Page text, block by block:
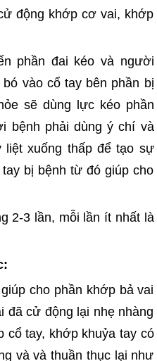
động khớp cơ vai, khớp
phần đai kéo và người
vào cổ tay bên phần bị
sẽ dùng lực kéo phần
bệnh phải dùng ý chí và
liệt xuống thấp để tạo sự
bị bệnh từ đó giúp cho
2-3 lần, mỗi lần ít nhất là
cho phần khớp bả vai
đã cử động lại nhẹ nhàng
cổ tay, khớp khuỷa tay có
và và thuần thục lại như